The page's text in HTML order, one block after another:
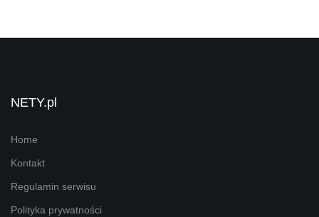
NETY.pl
Home
Kontakt
Regulamin serwisu
Polityka prywatności